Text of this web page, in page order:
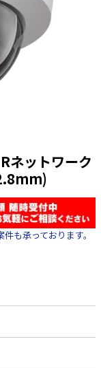
ネットワーク
も承っております。